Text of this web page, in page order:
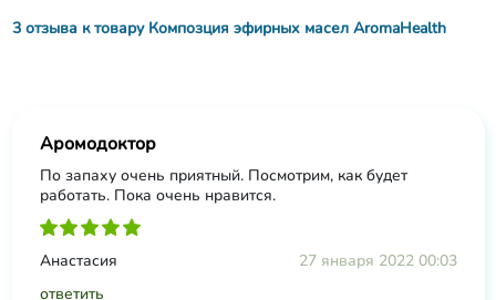
3 отзыва к товару Композция эфирных масел AromaHealth
Аромодоктор
По запаху очень приятный. Посмотрим, как будет
работать. Пока очень нравится.
Анастасия
27 января 2022 00:03
ответить